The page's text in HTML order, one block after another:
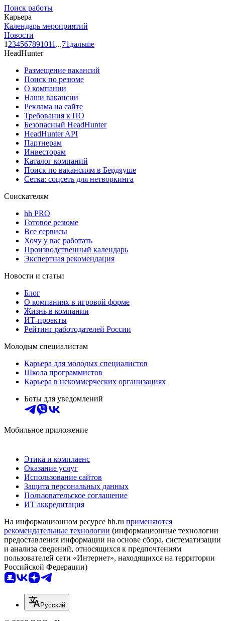
Поиск работы
Карьера
Календарь мероприятий
Новости
1 234567891011 ...71 дальше
HeadHunter
Размещение вакансий
Поиск по резюме
О компании
Наши вакансии
Реклама на сайте
Требования к ПО
Безопасный HeadHunter
HeadHunter API
Партнерам
Инвесторам
Каталог компаний
Поиск по вакансиям в Бердяуше
Сетка: соцсеть для нетворкинга
Соискателям
hh PRO
Готовое резюме
Все сервисы
Хочу у вас работать
Производственный календарь
Экспертная рекомендация
Новости и статьи
Блог
О компаниях в игровой форме
Жизнь в компании
ИТ-проекты
Рейтинг работодателей России
Молодым специалистам
Карьера для молодых специалистов
Школа программистов
Карьера в некоммерческих организациях
Боты для уведомлений
Мобильное приложение
Этика и комплаенс
Оказание услуг
Использование сайтов
Защита персональных данных
Пользовательское соглашение
ИТ аккредитация
На информационном ресурсе hh.ru применяются
рекомендательные технологии (информационные технологии
предоставления информации на основе сбора, систематизации
и анализа сведений, относящихся к предпочтениям
пользователей сети «Интернет», находящихся на территории
Российской Федерации)
Русский